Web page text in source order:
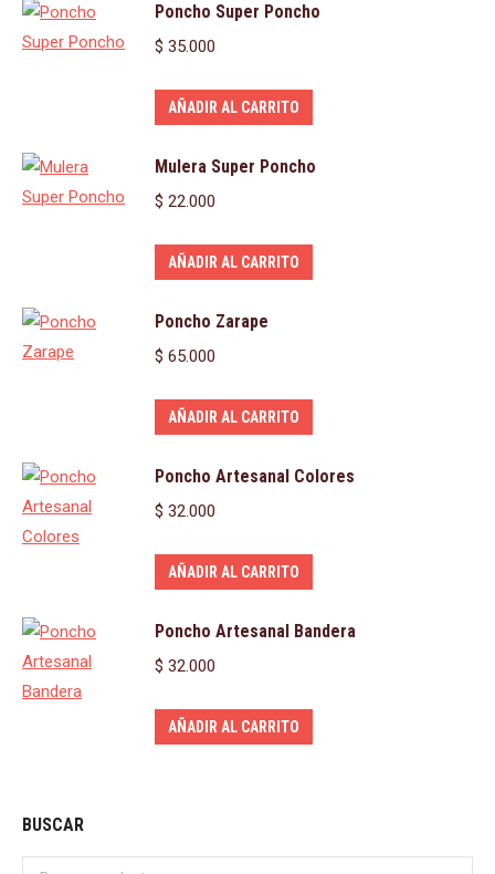
Poncho Super Poncho
$ 35.000
AÑADIR AL CARRITO
Mulera Super Poncho
$ 22.000
AÑADIR AL CARRITO
Poncho Zarape
$ 65.000
AÑADIR AL CARRITO
Poncho Artesanal Colores
$ 32.000
AÑADIR AL CARRITO
Poncho Artesanal Bandera
$ 32.000
AÑADIR AL CARRITO
BUSCAR